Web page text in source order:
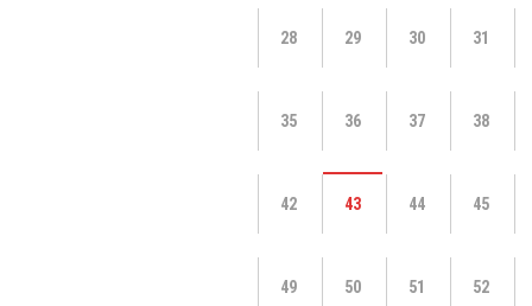
28 29 30 31
35 36 37 38
42 43 44 45
49 50 51 52